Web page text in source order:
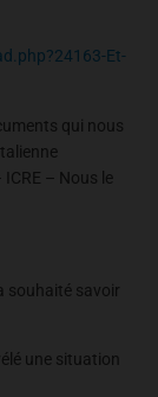
Et-
qui nous
– Nous le
souhaité savoir
une situation